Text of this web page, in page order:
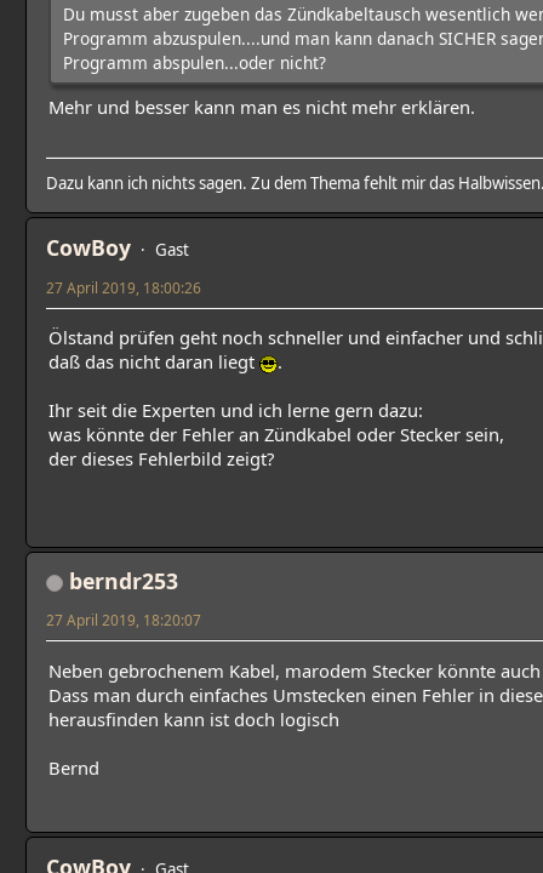
Du musst aber zugeben das Zündkabeltausch wesentlich
Programm abzuspulen....und man kann danach SICHER
Programm abspulen...oder nicht?
Mehr und besser kann man es nicht mehr erklären.
Dazu kann ich nichts sagen. Zu dem Thema fehlt mir das
CowBoy Gast
27 April 2019, 18:00:26
Ölstand prüfen geht noch schneller und einfacher und
daß das nicht daran liegt
.
Ihr seit die Experten und ich lerne gern dazu:
was könnte der Fehler an Zündkabel oder Stecker sein,
der dieses Fehlerbild zeigt?
berndr253
27 April 2019, 18:20:07
Neben gebrochenem Kabel, marodem Stecker könnte
Dass man durch einfaches Umstecken einen Fehler in
herausfinden kann ist doch logisch
Bernd
CowBoy